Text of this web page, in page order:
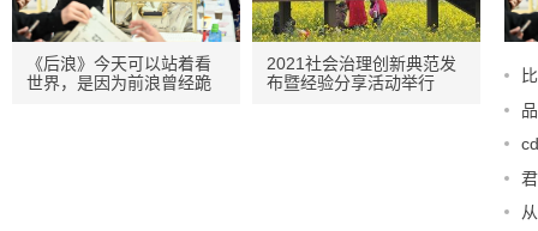
《后浪》今天可以站着看
世界，是因为前浪曾经跪
2021社会治理创新典范发
布暨经验分享活动举行